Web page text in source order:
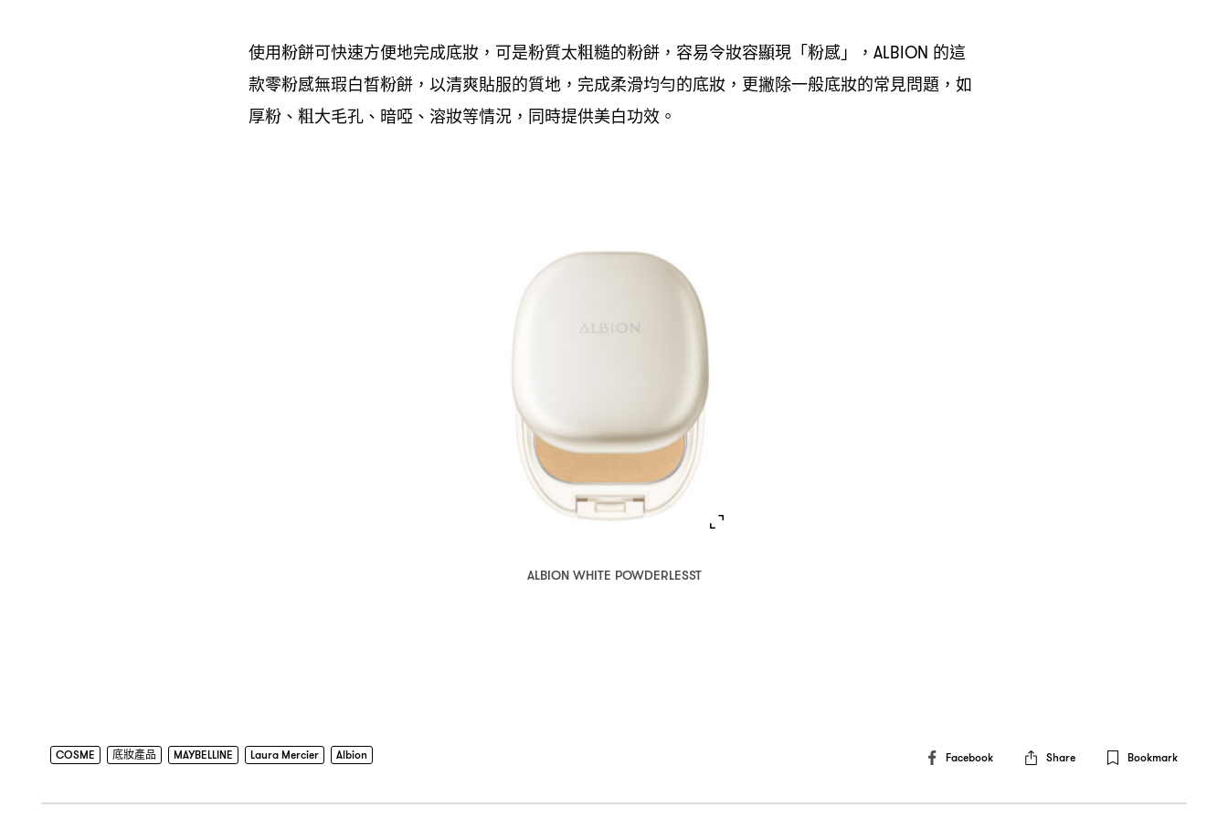
使用粉餅可快速方便地完成底妝 ， 可是粉質太粗糙的粉餅 ， 容易令妝容顯現「粉感」 ，ALBION 的這
款零粉感無瑕白晳粉餅 ， 以清爽貼服的質地 ， 完成柔滑均勻的底妝 ， 更撇除一般底妝的常見問題 ， 如
厚粉、粗大毛孔、暗啞、溶妝等情況 ， 同時提供美白功效。
ALBION WHITE POWDERLESST
COSME 底妝產品 MAYBELLINE Laura Mercier Albion Facebook Share Bookmark